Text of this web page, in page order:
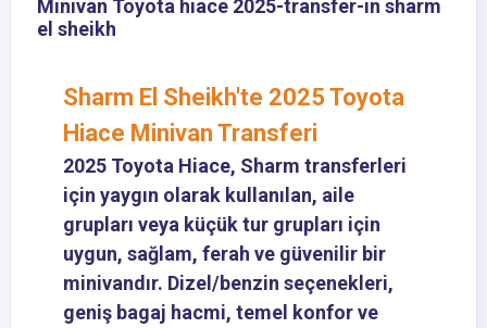
Minivan Toyota hiace 2025-transfer-in sharm
el sheikh
Sharm El Sheikh'te 2025 Toyota
Hiace Minivan Transferi
2025 Toyota Hiace, Sharm transferleri
için yaygın olarak kullanılan, aile
grupları veya küçük tur grupları için
uygun, sağlam, ferah ve güvenilir bir
minivandır. Dizel/benzin seçenekleri,
geniş bagaj hacmi, temel konfor ve